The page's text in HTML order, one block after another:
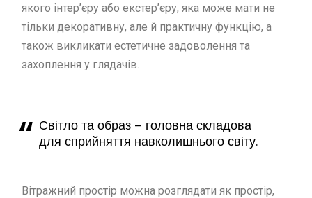
якого інтер’єру або екстер’єру, яка може мати не
тільки декоративну, але й практичну функцію, а
також викликати естетичне задоволення та
захоплення у глядачів.
Світло та образ – головна складова
для сприйняття навколишнього світу.
Вітражний простір можна розглядати як простір,